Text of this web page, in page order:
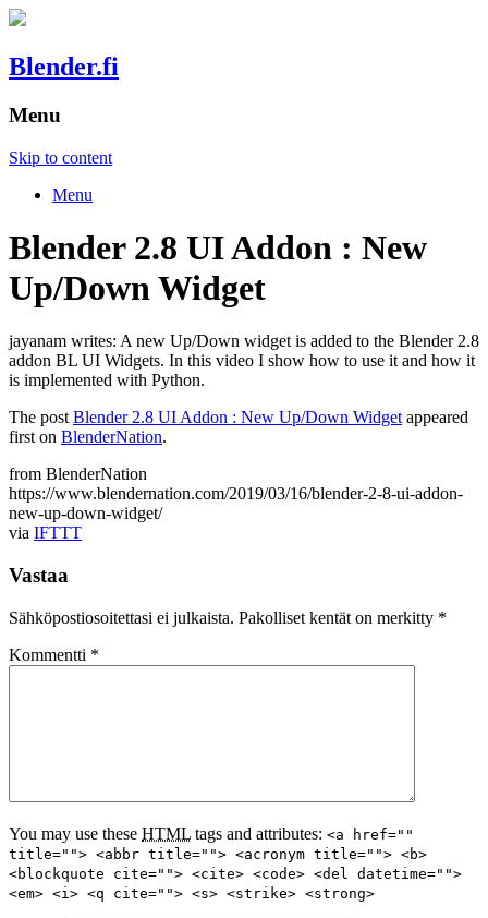
Blender.fi
Menu
Skip to content
Menu
Blender 2.8 UI Addon : New
Up/Down Widget
jayanam writes: A new Up/Down widget is added to the Blender 2.8
addon BL UI Widgets. In this video I show how to use it and how it
is implemented with Python.
The postBlender 2.8 UI Addon : New Up/Down Widgetappeared
first on BlenderNation.
from BlenderNation
https://www.blendernation.com/2019/03/16/blender-2-8-ui-addon-
new-up-down-widget/
via IFTTT
Vastaa
Sähköpostiosoitettasi ei julkaista. Pakolliset kentät on merkitty *
Kommentti *
You may use these HTML tags and attributes: <a href=""
title=""> <abbr title=""> <acronym title=""> <b>
<blockquote cite=""> <cite> <code> <del datetime="">
<em> <i> <q cite=""> <s> <strike> <strong>